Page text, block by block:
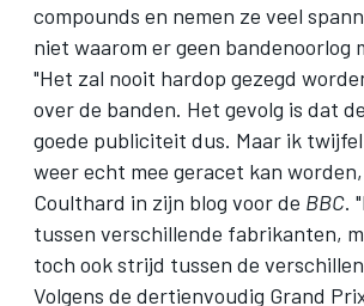
compounds en nemen ze veel
niet waarom er geen bandenoorlog
"Het zal nooit hardop gezegd
over de banden. Het gevolg is dat
goede publiciteit dus. Maar ik
weer echt mee geracet kan
Coulthard in zijn blog voor de BBC.
tussen verschillende fabrikanten,
toch ook strijd tussen de
Volgens de dertienvoudig Grand